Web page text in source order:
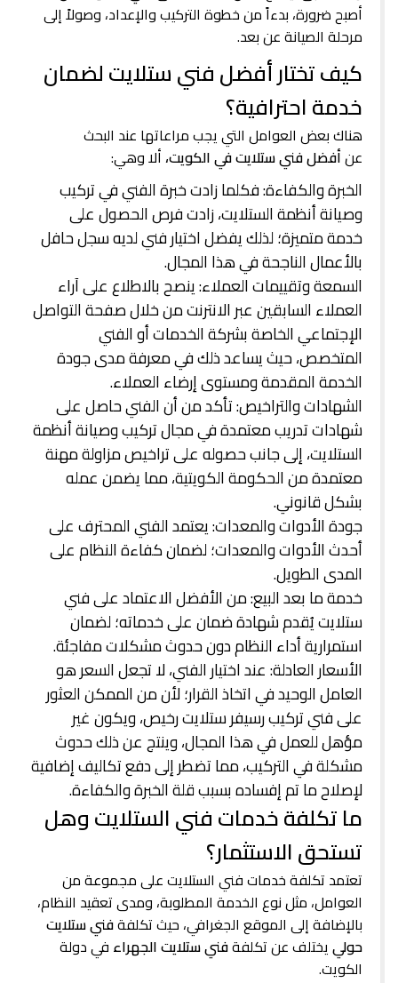
أصبح ضرورة، بدءاً من خطوة التركيب والإعداد، وصولاً إلى
مرحلة الصيانة عن بعد.
كيف تختار أفضل فني ستلايت لضمان
خدمة احترافية؟
هناك بعض العوامل التي يجب مراعاتها عند البحث
عنأفضل فني ستلايت في الكويت،ألا وهي:
الخبرة والكفاءة: فكلما زادت خبرة الفني في تركيب
وصيانة أنظمة الستلايت، زادت فرص الحصول على
خدمة متميزة؛ لذلك يفضل اختيار فني لديه سجل حافل
بالأعمال الناجحة في هذا المجال.
السمعة وتقييمات العملاء: ينصح بالاطلاع على آراء
العملاء السابقين عبر الانترنت من خلال صفحة التواصل
الإجتماعي الخاصة بشركة الخدمات أو الفني
المتخصص، حيث يساعد ذلك في معرفة مدى جودة
الخدمة المقدمة ومستوى إرضاء العملاء.
الشهادات والتراخيص: تأكد من أن الفني حاصل على
شهادات تدريب معتمدة في مجال تركيب وصيانة أنظمة
الستلايت، إلى جانب حصوله على تراخيص مزاولة مهنة
معتمدة من الحكومة الكويتية، مما يضمن عمله
بشكل قانوني.
جودة الأدوات والمعدات: يعتمد الفني المحترف على
أحدث الأدوات والمعدات؛ لضمان كفاءة النظام على
المدى الطويل.
خدمة ما بعد البيع: من الأفضل الاعتماد على فني
ستلايت يُقدم شهادة ضمان على خدماته؛ لضمان
استمرارية أداء النظام دون حدوث مشكلات مفاجئة.
الأسعار العادلة: عند اختيار الفني، لا تجعل السعر هو
العامل الوحيد في اتخاذ القرار؛ لأن من الممكن العثور
على فني تركيب رسيفر ستلايت رخيص، ويكون غير
مؤهل للعمل في هذا المجال، وينتج عن ذلك حدوث
مشكلة في التركيب، مما تضطر إلى دفع تكاليف إضافية
لإصلاح ما تم إفساده بسبب قلة الخبرة والكفاءة.
ما تكلفة خدمات فني الستلايت وهل
تستحق الاستثمار؟
تعتمد تكلفة خدمات فني الستلايت على مجموعة من
العوامل، مثل نوع الخدمة المطلوبة، ومدى تعقيد النظام،
بالإضافة إلى الموقع الجغرافي، حيث تكلفةفني ستلايت
حولييختلف عن تكلفةفني ستلايت الجهراء في دولة
الكويت.